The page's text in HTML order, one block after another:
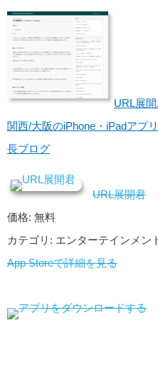
URL展
関西/大阪のiPhone・iPadアプ
長ブログ
URL展開君
価格: 無料
カテゴリ: エンターテインメン
App Storeで詳細を見る